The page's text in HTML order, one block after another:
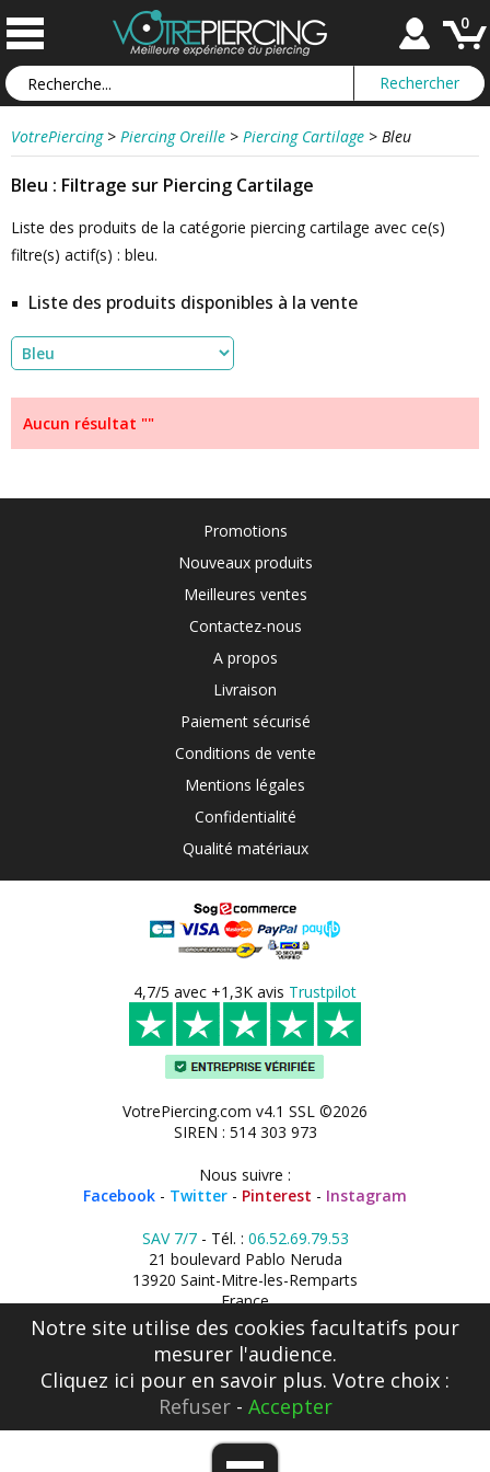
0
VotrePiercing > Piercing Oreille > Piercing Cartilage > Bleu
Bleu : Filtrage sur Piercing Cartilage
Liste des produits de la catégorie piercing cartilage avec ce(s)
filtre(s) actif(s) : bleu.
Liste des produits disponibles à la vente
Aucun résultat ""
Promotions
Nouveaux produits
Meilleures ventes
Contactez-nous
A propos
Livraison
Paiement sécurisé
Conditions de vente
Mentions légales
Confidentialité
Qualité matériaux
4,7/5 avec +1,3K avis Trustpilot
VotrePiercing.com v4.1 SSL ©2026
SIREN : 514 303 973
Nous suivre :
Facebook - Twitter - Pinterest - Instagram
SAV 7/7- Tél. : 06.52.69.79.53
21 boulevard Pablo Neruda
13920 Saint-Mitre-les-Remparts
France
Notre site utilise des cookies facultatifs pour
mesurer l'audience.
Cliquez ici pour en savoir plus. Votre choix :
Refuser- Accepter